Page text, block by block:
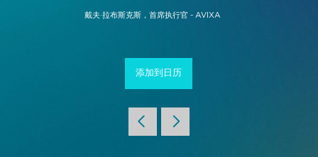
#InfoCommAsia
特邀买家计划
InfoComm Asia 新闻稿
戴夫·拉布斯克斯，首席执行官 - AVIXA
添加到日历